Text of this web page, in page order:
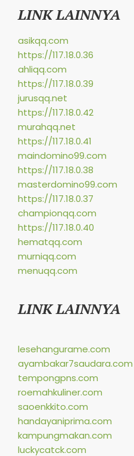
LINK LAINNYA
asikqq.com
https://117.18.0.36
ahliqq.com
https://117.18.0.39
jurusqq.net
https://117.18.0.42
murahqq.net
https://117.18.0.41
maindomino99.com
https://117.18.0.38
masterdomino99.com
https://117.18.0.37
championqq.com
https://117.18.0.40
hematqq.com
murniqq.com
menuqq.com
LINK LAINNYA
lesehangurame.com
ayambakar7saudara.com
tempongpns.com
roemahkuliner.com
saoenkkito.com
handayaniprima.com
kampungmakan.com
luckycatck.com